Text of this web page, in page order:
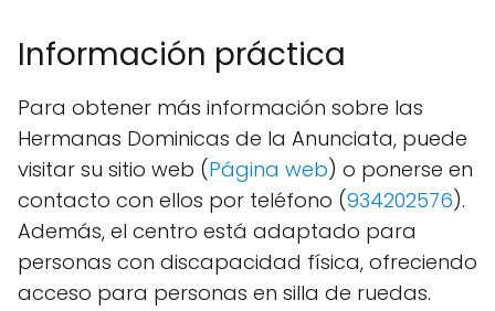
Información práctica
Para obtener más información sobre las
Hermanas Dominicas de la Anunciata, puede
visitar su sitio web (Página web) o ponerse en
contacto con ellos por teléfono (934202576).
Además, el centro está adaptado para
personas con discapacidad física, ofreciendo
acceso para personas en silla de ruedas.